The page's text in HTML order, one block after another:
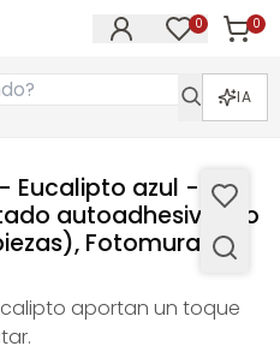
0 0
IA
Eucalipto azul -
autoadhesivo/no
Fotomural
aportan un toque